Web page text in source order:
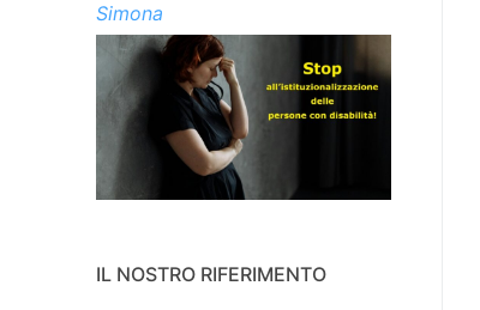
Simona
IL NOSTRO RIFERIMENTO